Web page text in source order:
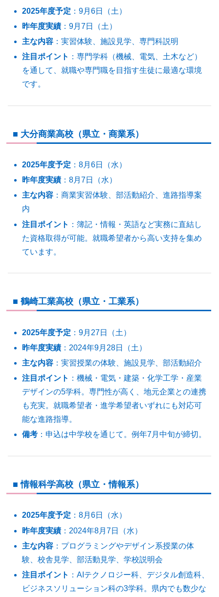
2025年度予定 ：9月6日（土）
昨年度実績 ：9月7日（土）
主な内容 ：実習体験、施設見学、専門科説明
注目ポイント ：専門学科（機械、電気、土木など）
を通して、就職や専門職を目指す生徒に最適な環境
です。
■ 大分商業高校（県立・商業系）
2025年度予定 ：8月6日（水）
昨年度実績 ：8月7日（水）
主な内容 ：商業実習体験、部活動紹介、進路指導案
内
注目ポイント ：簿記・情報・英語など実務に直結し
た資格取得が可能。就職希望者から高い支持を集め
ています。
■ 鶴崎工業高校（県立・工業系）
2025年度予定 ：9月27日（土）
昨年度実績 ：2024年9月28日（土）
主な内容 ：実習授業の体験、施設見学、部活動紹介
注目ポイント ：機械・電気・建築・化学工学・産業
デザインの5学科。専門性が高く、地元企業との連携
も充実。就職希望者・進学希望者いずれにも対応可
能な進路指導。
備考 ：申込は中学校を通じて。例年7月中旬が締切。
■ 情報科学高校（県立・情報系）
2025年度予定 ：8月6日（水）
昨年度実績 ：2024年8月7日（水）
主な内容 ：プログラミングやデザイン系授業の体
験、校舎見学、部活動見学、学校説明会
注目ポイント ：AIテクノロジー科、デジタル創造科、
ビジネスソリューション科の3学科。県内でも数少な